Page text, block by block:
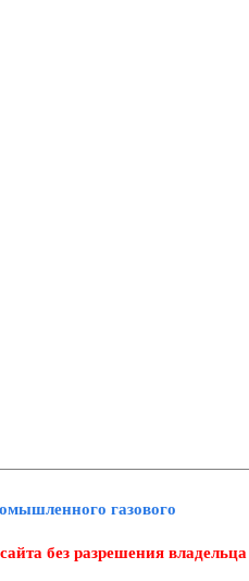
газового
без разрешения владельца